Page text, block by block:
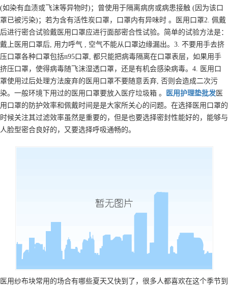
(如染有血渍或飞沫等异物时)；曾使用于隔离病房或病患接触 (因为该口
罩已被污染)；若为含有活性炭口罩，口罩内有异味时 。医用口罩2. 佩戴
后进行密合试验戴医用口罩应进行面部密合性试验。简单的试验方法是：
戴上医用口罩后, 用力呼气 , 空气不能从口罩边缘漏出。3. 不要用手去挤
压口罩各种口罩包括n95口罩, 都只能把病毒隔离在口罩表层，如果用手
挤压口罩，使得病毒随飞沫湿透口罩，还是有机会感染病毒。4. 医用口
罩使用过后处理方法废弃的医用口罩不要随意丢弃, 否则会造成二次污
染。一般环境下用过的医用口罩要放入医疗垃圾箱 。
医用护理垫批发 医
用口罩的防护效率和佩戴时间是是大家所关心的问题。在选择医用口罩的
时候关注其过滤效率虽然是重要的，但是也要选择密封性能好的，能够与
人脸型密合良好的，又要选择呼吸通畅的。
医用纱布块常用的场合有哪些夏天又快到了，很多人都喜欢在这个季节到